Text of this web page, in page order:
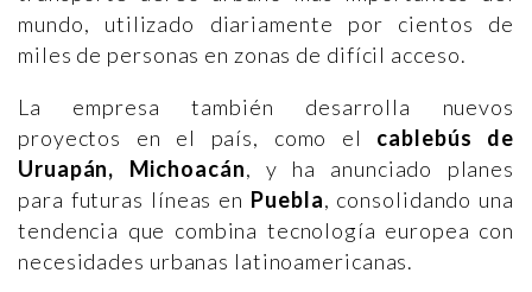
mundo, utilizado diariamente por cientos de
miles de personas en zonas de difícil acceso.
La empresa también desarrolla nuevos
proyectos en el país, como el cablebús de
Uruapán, Michoacán, y ha anunciado planes
para futuras líneas en Puebla, consolidando una
tendencia que combina tecnología europea con
necesidades urbanas latinoamericanas.